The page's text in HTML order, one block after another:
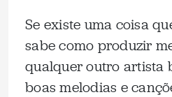
Se existe uma coisa
sabe como produzir
qualquer outro artista
boas melodias e